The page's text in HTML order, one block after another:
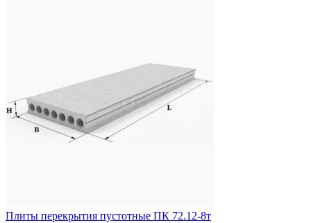
Плиты перекрытия пустотные ПК 72.12-8т